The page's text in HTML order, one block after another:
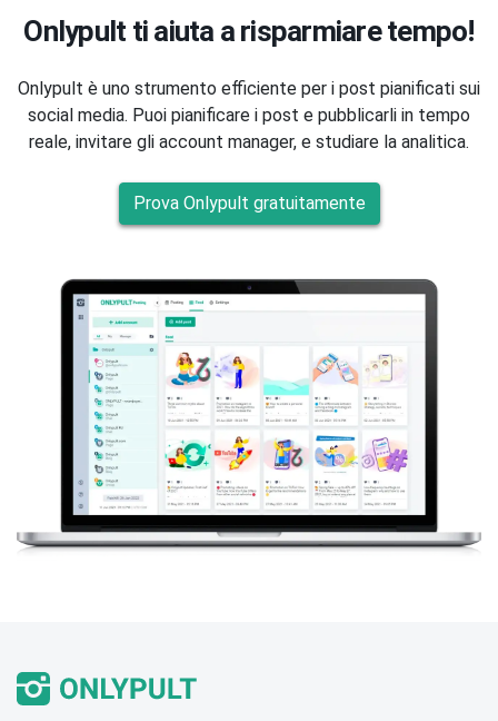
Onlypult ti aiuta a risparmiare tempo!
Onlypult è uno strumento efficiente per i post pianificati sui
social media. Puoi pianificare i post e pubblicarli in tempo
reale, invitare gli account manager, e studiare la analitica.
Prova Onlypult gratuitamente